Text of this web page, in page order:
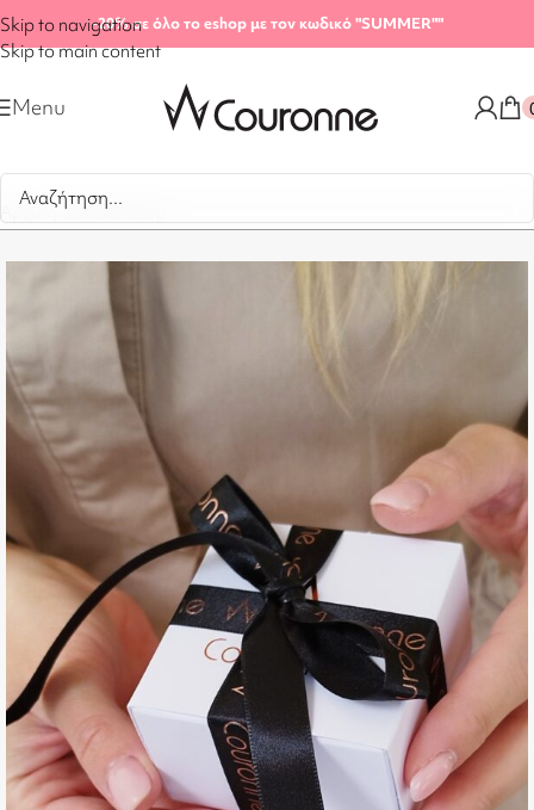
Skip to navigation
Skip to main content
-20%σε όλο το eshop με τον κωδικό "SUMMER""
Menu
Αρχική σελίδα